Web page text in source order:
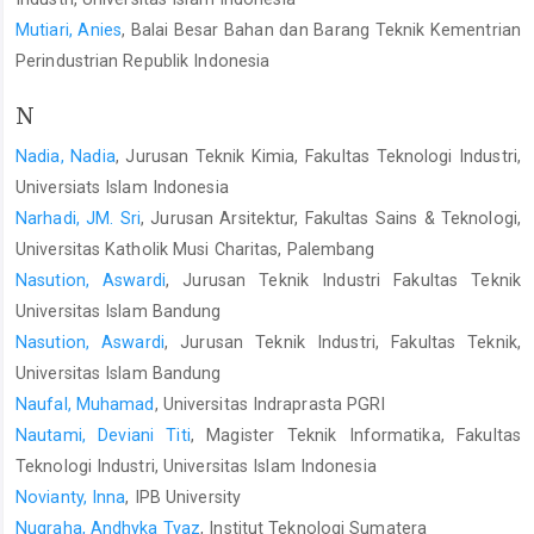
Mutiari, Anies, Balai Besar Bahan dan Barang Teknik Kementrian
Perindustrian Republik Indonesia
N
Nadia, Nadia, Jurusan Teknik Kimia, Fakultas Teknologi Industri,
Universiats Islam Indonesia
Narhadi, JM. Sri, Jurusan Arsitektur, Fakultas Sains & Teknologi,
Universitas Katholik Musi Charitas, Palembang
Nasution, Aswardi, Jurusan Teknik Industri Fakultas Teknik
Universitas Islam Bandung
Nasution, Aswardi, Jurusan Teknik Industri, Fakultas Teknik,
Universitas Islam Bandung
Naufal, Muhamad, Universitas Indraprasta PGRI
Nautami, Deviani Titi, Magister Teknik Informatika, Fakultas
Teknologi Industri, Universitas Islam Indonesia
Novianty, Inna, IPB University
Nugraha, Andhyka Tyaz, Institut Teknologi Sumatera